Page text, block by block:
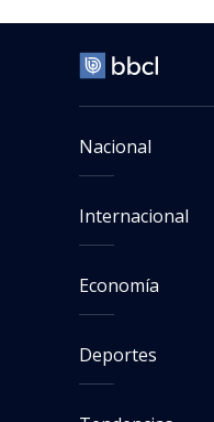
Nacional
Internacional
Economía
Deportes